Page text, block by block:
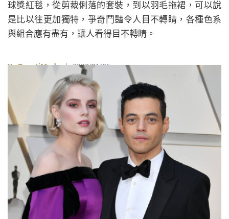
球獎紅毯，從剪裁俐落的套裝，到以羽毛拖裙，可以說
是比以往更加獨特，爭奇鬥豔令人目不轉睛，各種色系
與組合應有盡有，讓人看得目不轉睛。
ByBeautiMode| 2020/01/06